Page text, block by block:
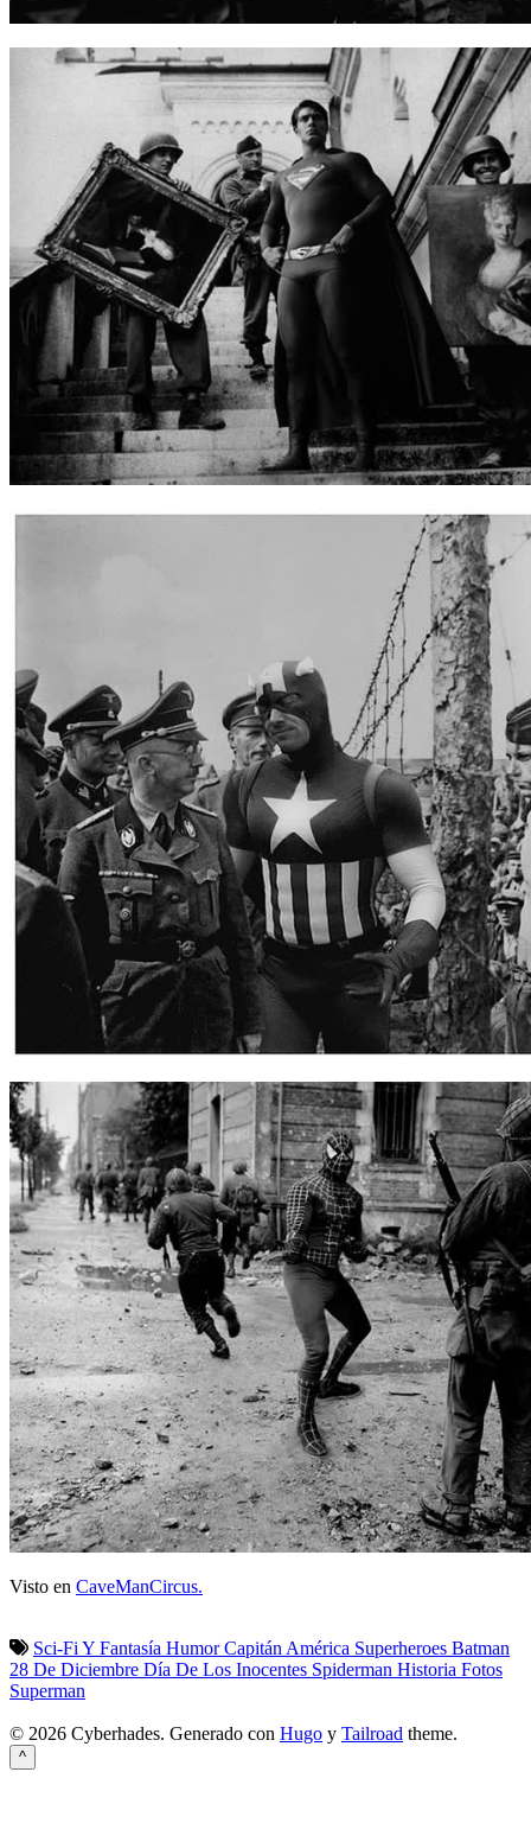
Visto en CaveManCircus.
Sci-Fi Y Fantasía HumorCapitán América Superheroes Batman
28 De Diciembre Día De Los Inocentes Spiderman Historia Fotos
Superman
© 2026 Cyberhades. Generado con Hugo y Tailroad theme.
^